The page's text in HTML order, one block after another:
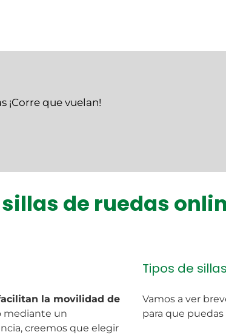
¡Corre que vuelan!
de ruedas
la movilidad de
mediante un
creemos que elegir
Tipos de
Vamos a ver
para que